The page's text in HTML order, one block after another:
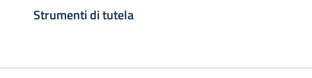
Strumenti di tutela